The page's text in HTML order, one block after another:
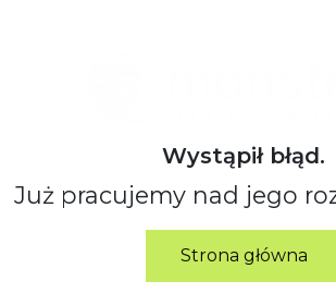
Wystąpił błąd.
Już pracujemy nad jego
Strona główna